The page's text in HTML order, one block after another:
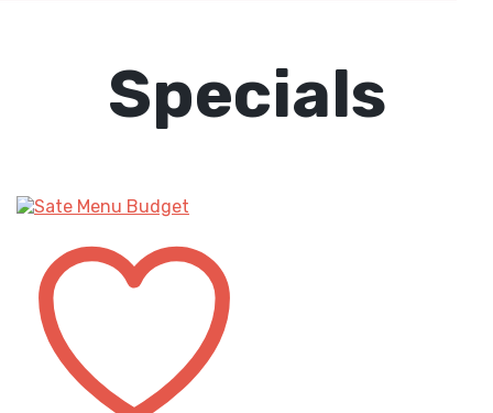
Specials